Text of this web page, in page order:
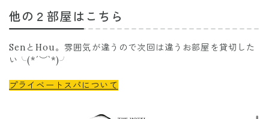
他の２部屋はこちら
SenとHou。雰囲気が違うので次回は違うお部屋を貸切した
い╰(*´︶`*)╯
プライベートスパについて